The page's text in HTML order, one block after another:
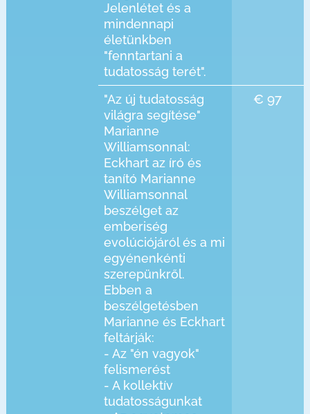
Jelenlétet és a
mindennapi
életünkben
"fenntartani a
tudatosság terét".
"Az új tudatosság
világra segítése"
Marianne
Williamsonnal:
Eckhart az író és
tanító Marianne
Williamsonnal
beszélget az
emberiség
evolúciójáról és a mi
egyénenkénti
szerepünkről.
Ebben a
beszélgetésben
Marianne és Eckhart
feltárják:
- Az "én vagyok"
felismerést
- A kollektív
tudatosságunkat
€ 97